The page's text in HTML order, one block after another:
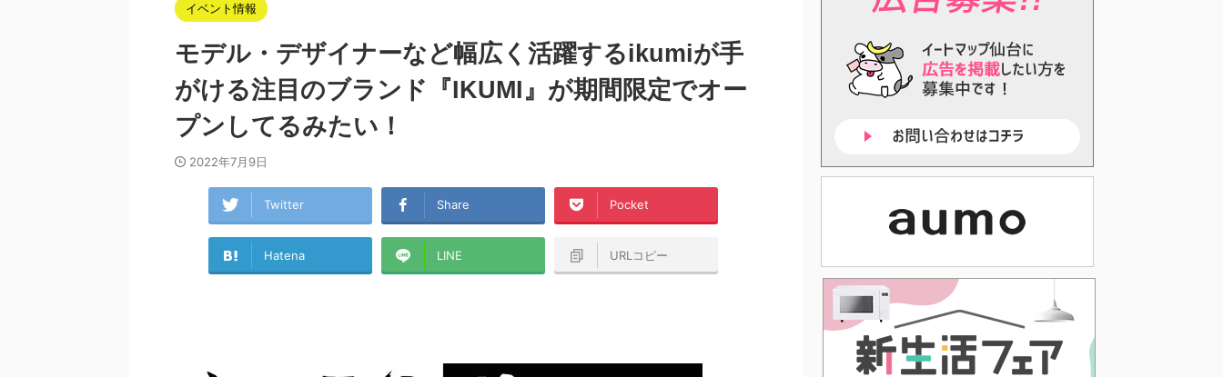
イベント情報
モデル・デザイナーなど幅広く活躍するikumiが手
がける注目のブランド『IKUMI』が期間限定でオー
プンしてるみたい！
2022年7月9日
Twitter Share Pocket
Hatena LINE URLコピー